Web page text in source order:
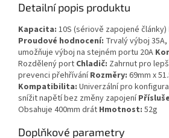
Detailní popis produktu
Kapacita: 10S (sériově zapojené články)
Proudové hodnocení: Trvalý výboj
umožňuje výboj na stejném portu 20A
Rozdělený port Chladič: Zahrnut pro
prevenci přehříváníRozměry: 69mm x
Kompatibilita: Univerzální pro
snížit napětí bez změny zapojení
Obsahuje 400mm drát Hmotnost: 52g
Doplňkové parametry